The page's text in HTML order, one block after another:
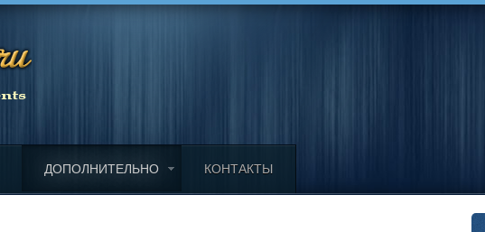
ДОПОЛНИТЕЛЬНО КОНТАКТЫ